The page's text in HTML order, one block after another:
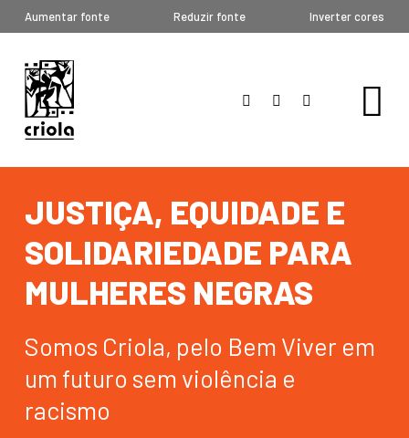
Aumentar fonte Reduzir fonte Inverter cores
JUSTIÇA, EQUIDADE E
SOLIDARIEDADE PARA
MULHERES NEGRAS
Somos Criola, pelo Bem Viver em
um futuro sem violência e
racismo